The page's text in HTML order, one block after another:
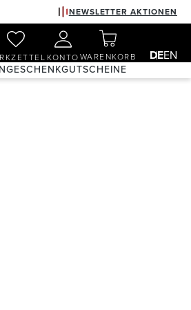
NEWSLETTER AKTIONEN
KONTOWARENKORB DEEN
GESCHENKGUTSCHEINE